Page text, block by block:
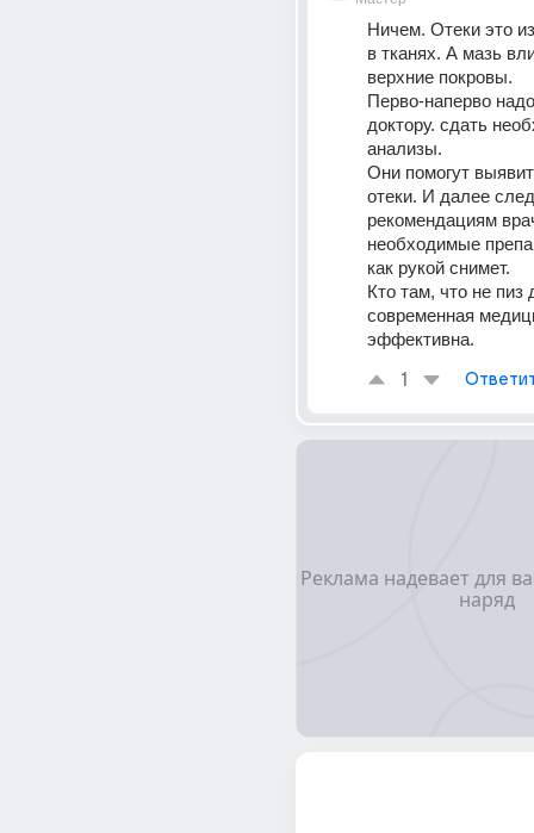
Ничем. Отеки это
в тканях. А мазь
верхние покровы.
Перво-наперво
доктору. сдать
анализы.
Они помогут
отеки. И далее
рекомендациям
необходимые
как рукой снимет.
Кто там, что не пиз
современная
эффективна.
1